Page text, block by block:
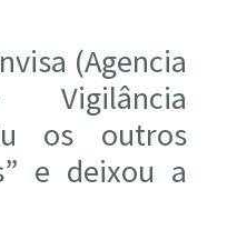
(Agencia
Vigilância
os outros
e deixou a